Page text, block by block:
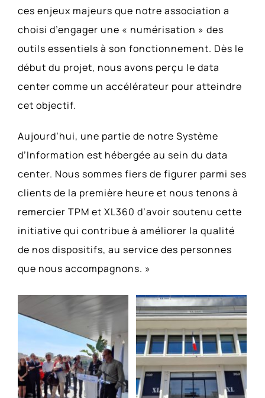
ces enjeux majeurs que notre association a
choisi d’engager une « numérisation » des
outils essentiels à son fonctionnement. Dès le
début du projet, nous avons perçu le data
center comme un accélérateur pour atteindre
cet objectif.
Aujourd’hui, une partie de notre Système
d’Information est hébergée au sein du data
center. Nous sommes fiers de figurer parmi ses
clients de la première heure et nous tenons à
remercier TPM et XL360 d’avoir soutenu cette
initiative qui contribue à améliorer la qualité
de nos dispositifs, au service des personnes
que nous accompagnons. »